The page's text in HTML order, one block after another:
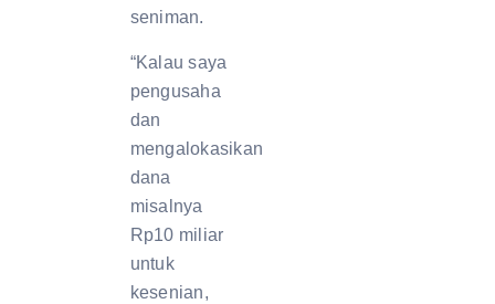
seniman.
“Kalau saya
pengusaha
dan
mengalokasikan
dana
misalnya
Rp10 miliar
untuk
kesenian,